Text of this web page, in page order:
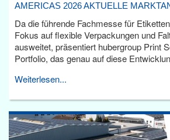
AMERICAS 2026 AKTUELLE
Da die führende Fachmesse für
Fokus auf flexible Verpackungen und
ausweitet, präsentiert hubergroup Print
Portfolio, das genau auf diese
Weiterlesen...